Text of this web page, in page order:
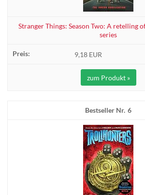
Stranger Things: Season Two: A retelling
series
9,18 EUR
zum Produkt »
6